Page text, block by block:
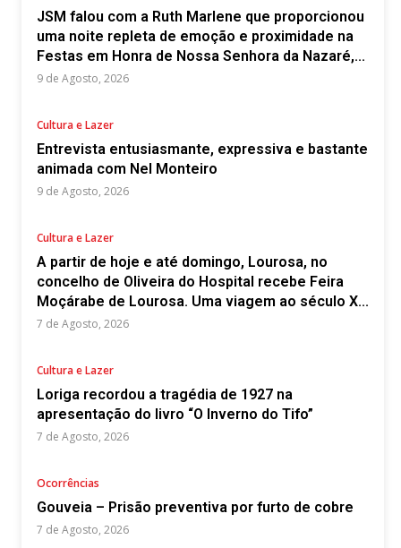
JSM falou com a Ruth Marlene que proporcionou
uma noite repleta de emoção e proximidade na
Festas em Honra de Nossa Senhora da Nazaré,...
9 de Agosto, 2026
Cultura e Lazer
Entrevista entusiasmante, expressiva e bastante
animada com Nel Monteiro
9 de Agosto, 2026
Cultura e Lazer
A partir de hoje e até domingo, Lourosa, no
concelho de Oliveira do Hospital recebe Feira
Moçárabe de Lourosa. Uma viagem ao século X...
7 de Agosto, 2026
Cultura e Lazer
Loriga recordou a tragédia de 1927 na
apresentação do livro “O Inverno do Tifo”
7 de Agosto, 2026
Ocorrências
Gouveia – Prisão preventiva por furto de cobre
7 de Agosto, 2026